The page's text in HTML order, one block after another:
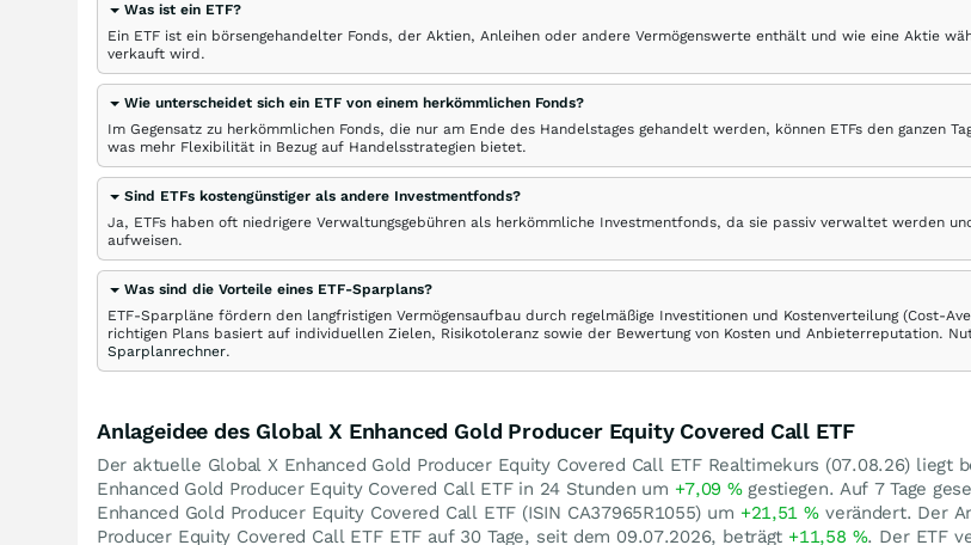
Was ist ein ETF?
Ein ETF ist ein börsengehandelter Fonds, der Aktien, Anleihen oder andere Vermögenswerte enthält und wie eine Aktie
verkauft wird.
Wie unterscheidet sich ein ETF von einem herkömmlichen Fonds?
Im Gegensatz zu herkömmlichen Fonds, die nur am Ende des Handelstages gehandelt werden, können ETFs den ganzen
was mehr Flexibilität in Bezug auf Handelsstrategien bietet.
Sind ETFs kostengünstiger als andere Investmentfonds?
Ja, ETFs haben oft niedrigere Verwaltungsgebühren als herkömmliche Investmentfonds, da sie passiv verwaltet werden
aufweisen.
Was sind die Vorteile eines ETF-Sparplans?
ETF-Sparpläne fördern den langfristigen Vermögensaufbau durch regelmäßige Investitionen und Kostenverteilung (Cost-
richtigen Plans basiert auf individuellen Zielen, Risikotoleranz sowie der Bewertung von Kosten und Anbieterreputation.
Sparplanrechner.
Anlageidee des Global X Enhanced Gold Producer Equity Covered Call ETF
Der aktuelle Global X Enhanced Gold Producer Equity Covered Call ETF Realtimekurs (07.08.26) liegt
Enhanced Gold Producer Equity Covered Call ETF in 24 Stunden um +7,09 %gestiegen. Auf 7 Tage
Enhanced Gold Producer Equity Covered Call ETF (ISIN CA37965R1055) um +21,51% verändert. Der
Producer Equity Covered Call ETF ETF auf 30 Tage, seit dem 09.07.2026, beträgt +11,58 %. Der ETF